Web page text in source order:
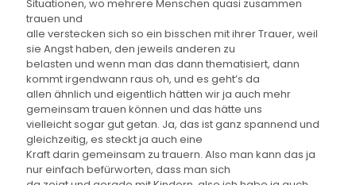
Situationen, wo mehrere Menschen quasi zusammen
trauen und
alle verstecken sich so ein bisschen mit ihrer Trauer, weil
sie Angst haben, den jeweils anderen zu
belasten und wenn man das dann thematisiert, dann
kommt irgendwann raus oh, und es geht’s da
allen ähnlich und eigentlich hätten wir ja auch mehr
gemeinsam trauen können und das hätte uns
vielleicht sogar gut getan. Ja, das ist ganz spannend und
gleichzeitig, es steckt ja auch eine
Kraft darin gemeinsam zu trauern. Also man kann das ja
nur einfach befürworten, dass man sich